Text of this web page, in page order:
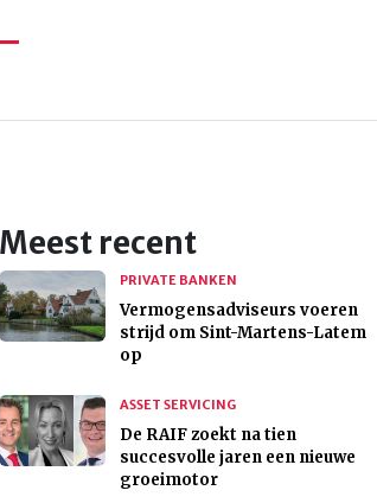
Meest recent
PRIVATE BANKEN
Vermogensadviseurs voeren
strijd om Sint-Martens-Latem
op
ASSET SERVICING
De RAIF zoekt na tien
succesvolle jaren een nieuwe
groeimotor